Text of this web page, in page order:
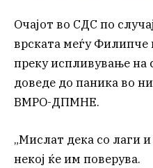
Очајот во СДС по
врската меѓу Филипче
преку испливување на
доведе до паника во
ВМРО-ДПМНЕ.
„Мислат дека со лаги
некој ќе им поверува.